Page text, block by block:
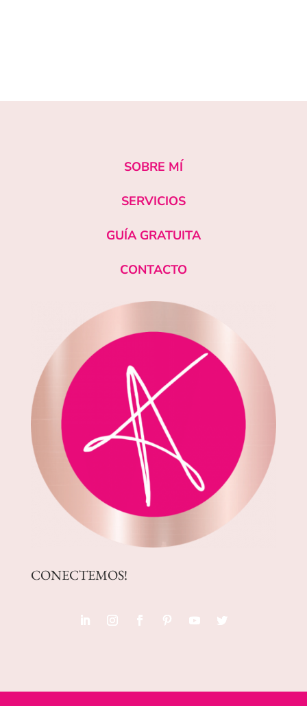
SOBRE MÍ
SERVICIOS
GUÍA GRATUITA
CONTACTO
CONECTEMOS!